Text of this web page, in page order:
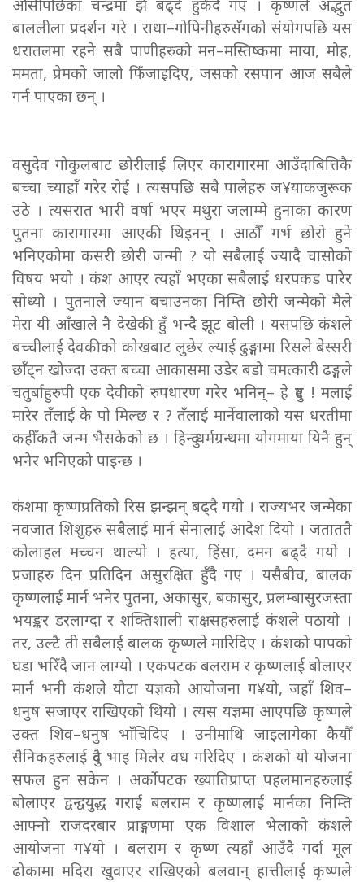
औँसीपछिका चन्द्रमा झैँ बढ्दै हुर्कंदै गए । कृष्णले अद्भुत
बाललीला प्रदर्शन गरे । राधा–गोपिनीहरुसँगको संयोगपछि यस
धरातलमा रहने सबै पाणीहरुको मन–मस्तिष्कमा माया, मोह,
ममता, प्रेमको जालो फिँजाइदिए, जसको रसपान आज सबैले
गर्न पाएका छन् ।
वसुदेव गोकुलबाट छोरीलाई लिएर कारागारमा आउँदाबित्तिकै
बच्चा च्याहाँ गरेर रोई । त्यसपछि सबै पालेहरु ज¥याकजुरूक
उठे । त्यसरात भारी वर्षा भएर मथुरा जलाम्मे हुनाका कारण
पुतना कारागारमा आएकी थिइनन् । आठौँ गर्भ छोरो हुने
भनिएकोमा कसरी छोरी जन्मी ? यो सबैलाई ज्यादै चासोको
विषय भयो । कंश आएर त्यहाँ भएका सबैलाई धरपकड पारेर
सोध्यो । पुतनाले ज्यान बचाउनका निम्ति छोरी जन्मेको मैले
मेरा यी आँखाले नै देखेकी हुँ भन्दै झूट बोली । यसपछि कंशले
बच्चीलाई देवकीको कोखबाट लुछेर ल्याई ढुङ्गामा रिसले बेस्सरी
छाँट्न खोज्दा उक्त बच्चा आकासमा उडेर बडो चमत्कारी ढङ्गले
चतुर्बाहुरुपी एक देवीको रुपधारण गरेर भनिन्– हे दुष्ट ! मलाई
मारेर तँलाई के पो मिल्छ र ? तँलाई मार्नेवालाको यस धरतीमा
कहीँकतै जन्म भैसकेको छ । हिन्दु धर्मग्रन्थमा योगमाया यिनै हुन्
भनेर भनिएको पाइन्छ ।
कंशमा कृष्णप्रतिको रिस झन्झन् बढ्दै गयो । राज्यभर जन्मेका
नवजात शिशुहरु सबैलाई मार्न सेनालाई आदेश दियो । जताततै
कोलाहल मच्चन थाल्यो । हत्या, हिंसा, दमन बढ्दै गयो ।
प्रजाहरु दिन प्रतिदिन असुरक्षित हुँदै गए । यसैबीच, बालक
कृष्णलाई मार्न भनेर पुतना, अकासुर, बकासुर, प्रलम्बासुरजस्ता
भयङ्कर डरलाग्दा र शक्तिशाली राक्षसहरुलाई कंशले पठायो ।
तर, उल्टै ती सबैलाई बालक कृष्णले मारिदिए । कंशको पापको
घडा भरिँदै जान लाग्यो । एकपटक बलराम र कृष्णलाई बोलाएर
मार्न भनी कंशले यौटा यज्ञको आयोजना ग¥यो, जहाँ शिव–
धनुष सजाएर राखिएको थियो । त्यस यज्ञमा आएपछि कृष्णले
उक्त शिव–धनुष भाँचिदिए । उनीमाथि जाइलागेका कैयौँ
सैनिकहरुलाई दुवै भाइ मिलेर वध गरिदिए । कंशको यो योजना
सफल हुन सकेन । अर्कोपटक ख्यातिप्राप्त पहलमानहरुलाई
बोलाएर द्वन्द्वयुद्ध गराई बलराम र कृष्णलाई मार्नका निम्ति
आफ्नो राजदरबार प्राङ्गणमा एक विशाल भेलाको कंशले
आयोजना ग¥यो । बलराम र कृष्ण त्यहाँ आउँदै गर्दा मूल
ढोकामा मदिरा खुवाएर राखिएको बलवान् हात्तीलाई कृष्णले